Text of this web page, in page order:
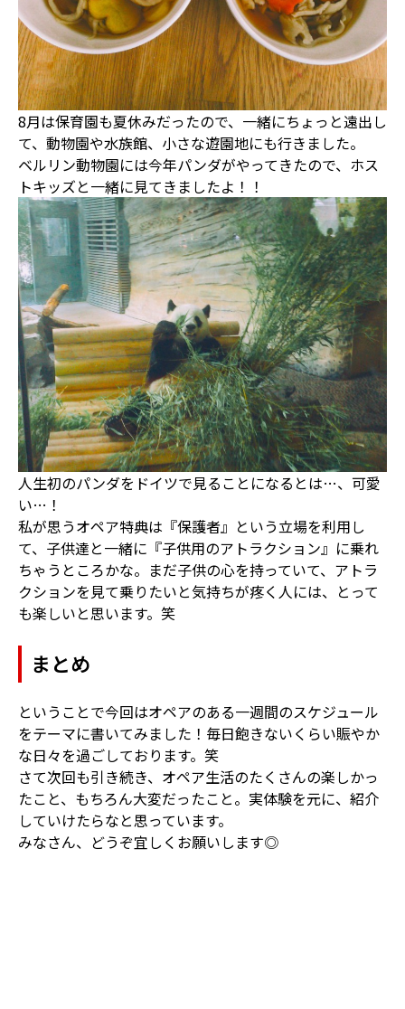
8月は保育園も夏休みだったので、一緒にちょっと遠出し
て、動物園や水族館、小さな遊園地にも行きました。
ベルリン動物園には今年パンダがやってきたので、ホス
トキッズと一緒に見てきましたよ！！
人生初のパンダをドイツで見ることになるとは…、可愛
い…！
私が思うオペア特典は『保護者』という立場を利用し
て、子供達と一緒に『子供用のアトラクション』に乗れ
ちゃうところかな。まだ子供の心を持っていて、アトラ
クションを見て乗りたいと気持ちが疼く人には、とって
も楽しいと思います。笑
まとめ
ということで今回はオペアのある一週間のスケジュール
をテーマに書いてみました！毎日飽きないくらい賑やか
な日々を過ごしております。笑
さて次回も引き続き、オペア生活のたくさんの楽しかっ
たこと、もちろん大変だったこと。実体験を元に、紹介
していけたらなと思っています。
みなさん、どうぞ宜しくお願いします◎